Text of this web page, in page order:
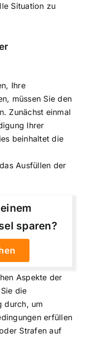
Situation zu
Ihre
müssen Sie den
Zunächst einmal
Ihrer
beinhaltet die
Ausfüllen der
sparen?
Aspekte der
die
durch, um
erfüllen
Strafen auf